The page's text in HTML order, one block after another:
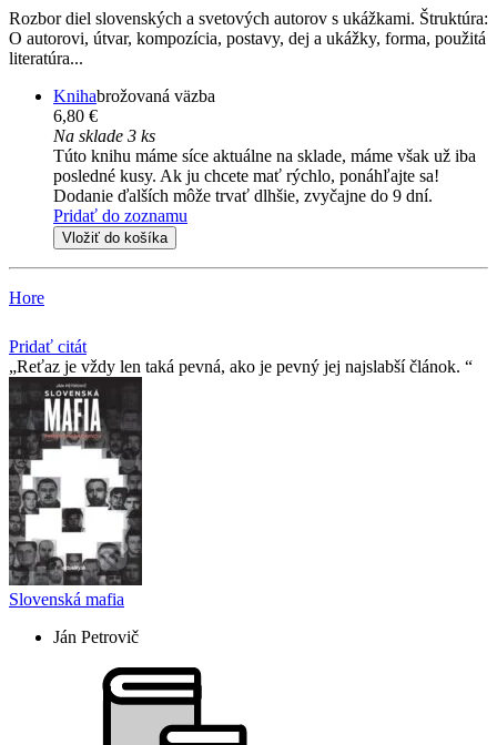
Rozbor diel slovenských a svetových autorov s ukážkami. Štruktúra:
O autorovi, útvar, kompozícia, postavy, dej a ukážky, forma, použitá
literatúra...
Knihabrožovaná väzba
6,80 €
Na sklade 3 ks
Túto knihu máme síce aktuálne na sklade, máme však už iba
posledné kusy. Ak ju chcete mať rýchlo, ponáhľajte sa!
Dodanie ďalších môže trvať dlhšie, zvyčajne do 9 dní.
Pridať do zoznamu
Vložiť do košíka
Hore
Pridať citát
Reťaz je vždy len taká pevná, ako je pevný jej najslabší­ článok.
Slovenská mafia
Ján Petrovič